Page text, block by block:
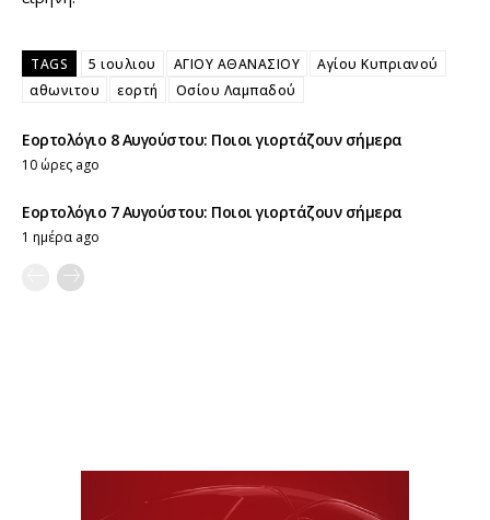
TAGS 5 ιουλιου ΑΓΙΟΥ ΑΘΑΝΑΣΙΟΥ
Αγίου Κυπριανού
αθωνιτου
εορτή Οσίου Λαμπαδού
Εορτολόγιο 8 Αυγούστου: Ποιοι γιορτάζουν σήμερα
10 ώρες ago
Εορτολόγιο 7 Αυγούστου: Ποιοι γιορτάζουν σήμερα
1 ημέρα ago